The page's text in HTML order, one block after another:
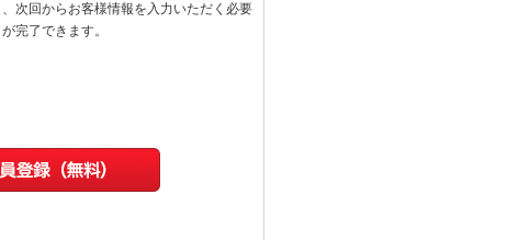
次回からお客様情報を入力いただく必要
完了できます。